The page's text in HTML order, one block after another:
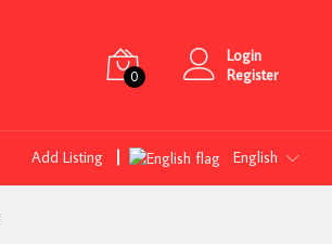
0
Login
Register
Add Listing English